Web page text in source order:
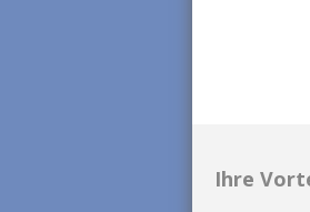
Ihre